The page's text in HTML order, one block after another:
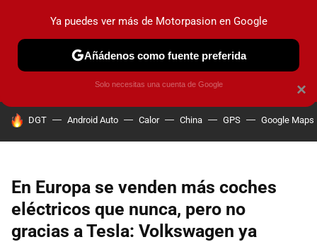
PRUEBAS COCHES ELÉCTRICOS OBSERVATORIO
HOY SE HABLA DE
DGT Android Auto Calor China GPS Google Maps
En Europa se venden más coches
eléctricos que nunca, pero no
gracias a Tesla: Volkswagen ya
×
Ya puedes ver más de Motorpasion en Google
Añádenos como fuente preferida
Solo necesitas una cuenta de Google